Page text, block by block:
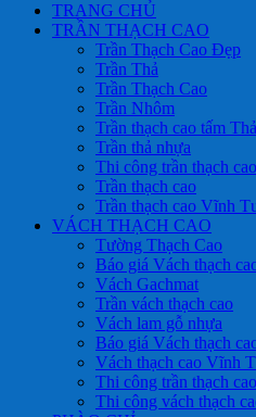
TRANG CHỦ
TRẦN THẠCH CAO
Trần Thạch Cao Đẹp
Trần Thả
Trần Thạch Cao
Trần Nhôm
Trần thạch cao tấm Thả
Trần thả nhựa
Thi công trần thạch cao
Trần thạch cao
Trần thạch cao Vĩnh
VÁCH THẠCH CAO
Tường Thạch Cao
Báo giá Vách thạch
Vách Gachmat
Trần vách thạch cao
Vách lam gỗ nhựa
Báo giá Vách thạch
Vách thạch cao Vĩnh
Thi công trần thạch
Thi công vách thạch